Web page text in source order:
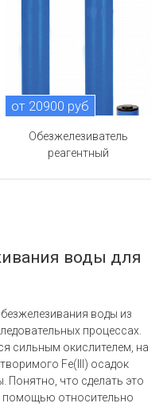
от 20900 руб
Обезжелезиватель
реагентный
воды для
воды из
процессах.
сильным окислителем, на
Fe(III) осадок
Понятно, что сделать это
помощью относительно